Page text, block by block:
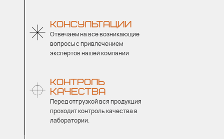
КОНСУЛЬТАЦИИ
Отвечаем на все возникающие
вопросы с привлечением
экспертов нашей компании
КОНТРОЛЬ
КАЧЕСТВА
Перед отгрузкой вся продукция
проходит контроль качества в
лаборатории.